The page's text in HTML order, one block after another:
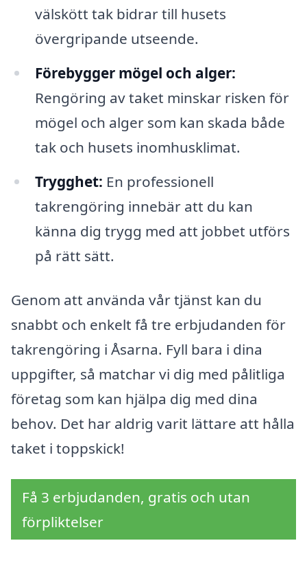
välskött tak bidrar till husets
övergripande utseende.
Förebygger mögel och alger:
Rengöring av taket minskar risken för
mögel och alger som kan skada både
tak och husets inomhusklimat.
Trygghet: En professionell
takrengöring innebär att du kan
känna dig trygg med att jobbet utförs
på rätt sätt.
Genom att använda vår tjänst kan du
snabbt och enkelt få tre erbjudanden för
takrengöring i Åsarna. Fyll bara i dina
uppgifter, så matchar vi dig med pålitliga
företag som kan hjälpa dig med dina
behov. Det har aldrig varit lättare att hålla
taket i toppskick!
Få 3 erbjudanden, gratis och utan
förpliktelser